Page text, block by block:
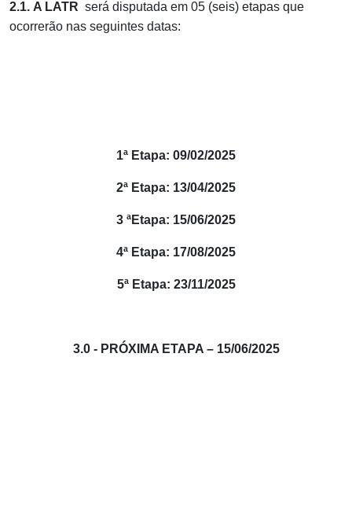
2.1. A LATR será disputada em 05 (seis) etapas que
ocorrerão nas seguintes datas:
1ª Etapa: 09/02/2025
2ª Etapa: 13/04/2025
3 ªEtapa: 15/06/2025
4ª Etapa: 17/08/2025
5ª Etapa: 23/11/2025
3.0 - PRÓXIMA ETAPA – 15/06/2025